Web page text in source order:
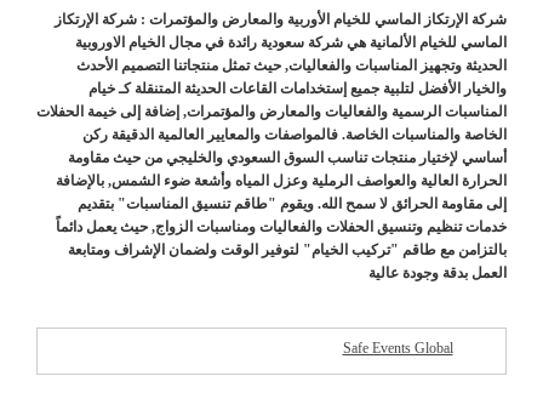
شركة الإرتكاز الماسي للخيام الأوربية والمعارض والمؤتمرات : شركة الإرتكاز
الماسي للخيام الألمانية هي شركة سعودية رائدة في مجال الخيام الاوروبية
الحديثة وتجهيز المناسبات والفعاليات, حيث تمثل منتجاتنا التصميم الأحدث
والخيار الأفضل لتلبية جميع إستخدامات القاعات الحديثة المتنقلة كـ خيام
المناسبات الرسمية والفعاليات والمعارض والمؤتمرات, إضافة إلى خيمة الحفلات
الخاصة والمناسبات الخاصة. فالمواصفات والمعايير العالمية الدقيقة ركن
أساسي لإختيار منتجات تناسب السوق السعودي والخليجي من حيث مقاومة
الحرارة العالية والعواصف الرملية وعزل المياه وأشعة ضوء الشمس, بالإضافة
إلى مقاومة الحرائق لا سمح الله. ويقوم "طاقم تنسيق المناسبات" بتقديم
خدمات تنظيم وتنسيق الحفلات والفعاليات ومناسبات الزواج, حيث يعمل دائماً
بالتزامن مع طاقم "تركيب الخيام" لتوفير الوقت ولضمان الإشراف ومتابعة
العمل بدقة وجودة عالية
Safe Events Global